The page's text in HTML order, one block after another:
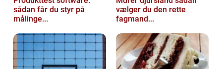
sådan får du styr på
målinge...
vælger du den rette
fagmand...